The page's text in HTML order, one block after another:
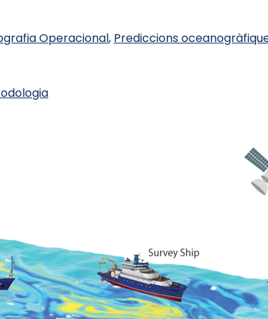
Operacional, Prediccions